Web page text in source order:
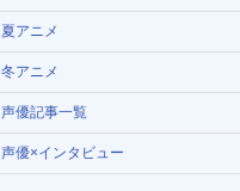
夏アニメ
冬アニメ
声優記事一覧
声優×インタビュー